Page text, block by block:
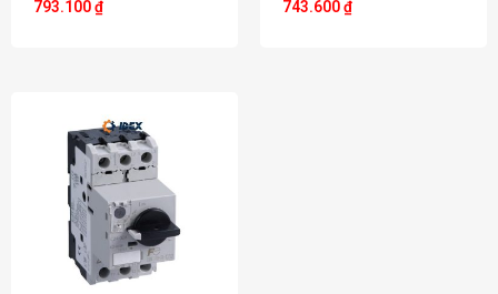
793.100₫ 743.600₫